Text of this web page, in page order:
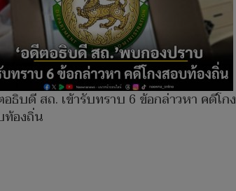
ธิบดี สถ. เข้ารับทราบ 6 ข้อกล่าวหา คดีโกง
ท้องถิ่น